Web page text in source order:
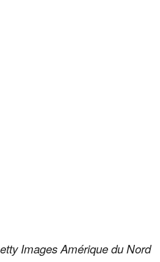
Images Amérique du Nord